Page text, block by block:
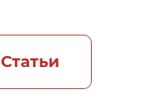
Статьи